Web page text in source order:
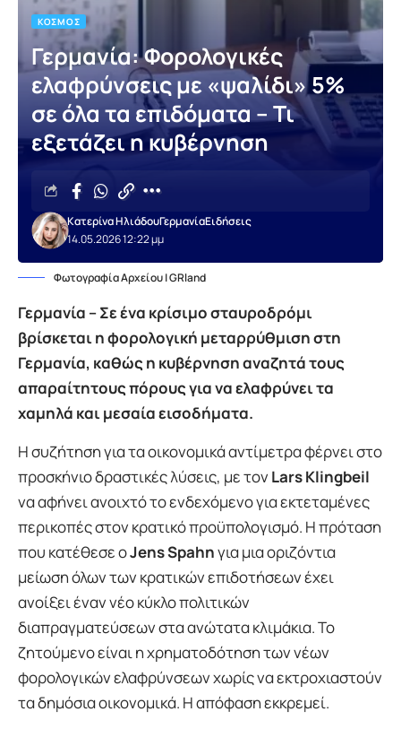
ΚΌΣΜΟΣ
Γερμανία: Φορολογικές
ελαφρύνσεις με «ψαλίδι» 5%
σε όλα τα επιδόματα – Τι
εξετάζει η κυβέρνηση
14.05.2026 12:22 μμ
Κατερίνα ΗλιάδουΓερμανίαΕιδήσεις
Φωτογραφία Αρχείου | GRland
Γερμανία – Σε ένα κρίσιμο σταυροδρόμι
βρίσκεται η φορολογική μεταρρύθμιση στη
Γερμανία, καθώς η κυβέρνηση αναζητά τους
απαραίτητους πόρους για να ελαφρύνει τα
χαμηλά και μεσαία εισοδήματα.
Η συζήτηση για τα οικονομικά αντίμετρα φέρνει στο
προσκήνιο δραστικές λύσεις, με τον Lars Klingbeil
να αφήνει ανοιχτό το ενδεχόμενο για εκτεταμένες
περικοπές στον κρατικό προϋπολογισμό. Η πρόταση
που κατέθεσε οJens Spahnγια μια οριζόντια
μείωση όλων των κρατικών επιδοτήσεων έχει
ανοίξει έναν νέο κύκλο πολιτικών
διαπραγματεύσεων στα ανώτατα κλιμάκια. Το
ζητούμενο είναι η χρηματοδότηση των νέων
φορολογικών ελαφρύνσεων χωρίς να εκτροχιαστούν
τα δημόσια οικονομικά. Η απόφαση εκκρεμεί.